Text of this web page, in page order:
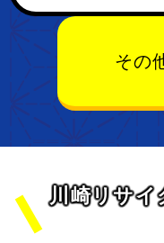
その
川崎リサイ